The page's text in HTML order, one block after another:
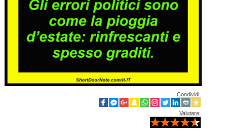
Condividi:
Valutare: